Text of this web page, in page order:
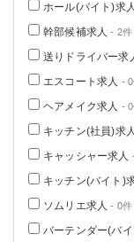
ホール(バイト)求人
幹部候補求人 - 2件
送りドライバー求
エスコート求人 -
ヘアメイク求人 -
キッチン(社員)求人
キャッシャー求人
キッチン(バイト)
ソムリエ求人 - 0件
バーテンダー(バイ